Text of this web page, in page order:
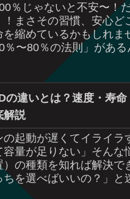
％じゃないと不安〜！
！まさその習慣、安心ど
を縮めているかもしれま
％〜80％の法則」がある
なかった！それなら今す
の違いとは？速度・寿
解説
の起動が遅くてイライ
容量が足りない」そんな
）の種類を知れば解決
ちを選べばいいの？」と
、使い分けはとってもシ